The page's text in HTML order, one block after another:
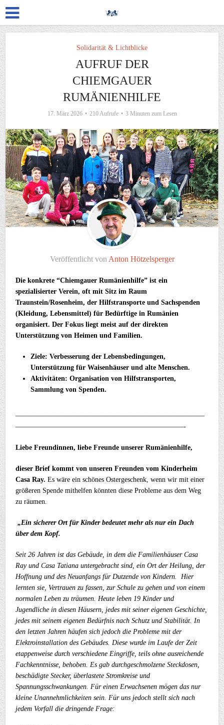
Solidarität & Lichtblicke
AUFRUF DER
CHIEMGAUER
RUMÄNIENHILFE
17. März 2026 210 Aufrufe 3 Minuten zum Lesen
Veröffentlicht von Anton Hötzelsperger
Die konkrete “Chiemgauer Rumänienhilfe” ist ein
spezialisierter Verein, oft mit Sitz im Raum
Traunstein/Rosenheim, der Hilfstransporte und Sachspenden
(Kleidung, Lebensmittel) für Bedürftige in Rumänien
organisiert. Der Fokus liegt meist auf der direkten
Unterstützung von Heimen und Familien.
Ziele: Verbesserung der Lebensbedingungen,
Unterstützung für Waisenhäuser und alte Menschen.
Aktivitäten: Organisation von Hilfstransporten,
Sammlung von Spenden.
———————————————————————————
————————————————————————-
Liebe Freundinnen, liebe Freunde unserer Rumänienhilfe,
dieser Brief kommt von unseren Freunden vom Kinderheim
Casa Ray. Es wäre ein schönes Ostergeschenk, wenn wir mit einer
größeren Spende mithelfen könnten diese Probleme aus dem Weg
zu räumen.
„Ein sicherer Ort für Kinder bedeutet mehr als nur ein Dach
über dem Kopf.
Seit 26 Jahren ist das Gebäude, in dem die Familienhäuser Casa
Ray und Casa Tatiana untergebracht sind, ein Ort der Heilung, der
Hoffnung und des Neuanfangs für Dutzende von Kindern. Hier
lernten sie, Vertrauen zu fassen, zur Schule zu gehen und von einem
normalen Leben zu träumen. Heute leben 19 Kinder und
Jugendliche in diesen Häusern, jedes mit seiner eigenen Geschichte,
jedes mit seinem eigenen Bedürfnis nach Schutz und Stabilität. In
den letzten Jahren häufen sich jedoch die Probleme mit der
Elektroinstallation des Gebäudes. Diese wurde im Laufe der Zeit
etappenweise durch verschiedene Eingriffe, teils ohne ausreichende
Fachkenntnisse, behoben. Es gab durchgeschmolzene Steckdosen,
beschädigte Stecker, überlastete Stromkreise und
Spannungsschwankungen. Für einen Erwachsenen mögen das nur
kleine Unannehmlichkeiten sein. Für uns jedoch stellt sich nach
jedem Vorfall die dringende Frage: